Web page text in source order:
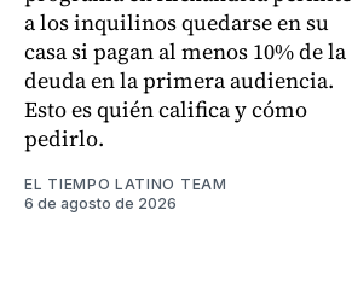
a los inquilinos quedarse en su
casa si pagan al menos 10% de la
deuda en la primera audiencia.
Esto es quién califica y cómo
pedirlo.
EL TIEMPO LATINO TEAM
6 de agosto de 2026